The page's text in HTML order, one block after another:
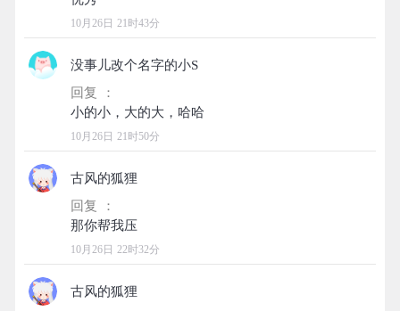
10月26日 21时43分
没事儿改个名字的小S
回复 ：
10月26日 21时50分
古风的狐狸
回复 ：
10月26日 22时32分
古风的狐狸